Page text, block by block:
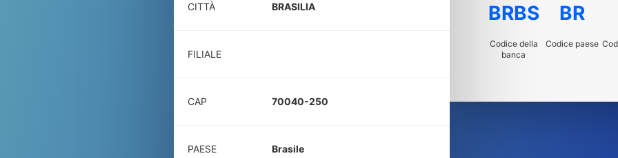
CITTÀ BRASILIA
FILIALE
CAP 70040-250
PAESE Brasile
BRBS
Codice della
banca
BR
Codice paese